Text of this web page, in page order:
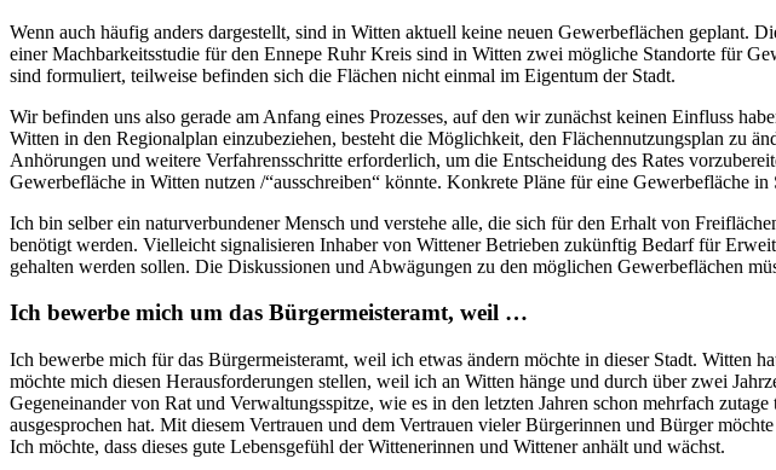
Wenn auch häufig anders dargestellt, sind in Witten aktuell keine neuen Gewerbeflächen geplant.
einer Machbarkeitsstudie für den Ennepe Ruhr Kreis sind in Witten zwei mögliche Standorte für
sind formuliert, teilweise befinden sich die Flächen nicht einmal im Eigentum der Stadt.
Wir befinden uns also gerade am Anfang eines Prozesses, auf den wir zunächst keinen Einfluss
Witten in den Regionalplan einzubeziehen, besteht die Möglichkeit, den Flächennutzungsplan zu
Anhörungen und weitere Verfahrensschritte erforderlich, um die Entscheidung des Rates
Gewerbefläche in Witten nutzen /“ausschreiben“ könnte. Konkrete Pläne für eine Gewerbefläche
Ich bin selber ein naturverbundener Mensch und verstehe alle, die sich für den Erhalt von
benötigt werden. Vielleicht signalisieren Inhaber von Wittener Betrieben zukünftig Bedarf für
gehalten werden sollen. Die Diskussionen und Abwägungen zu den möglichen Gewerbeflächen
Ich bewerbe mich um das Bürgermeisteramt, weil …
Ich bewerbe mich für das Bürgermeisteramt, weil ich etwas ändern möchte in dieser Stadt. Witten
möchte mich diesen Herausforderungen stellen, weil ich an Witten hänge und durch über zwei
Gegeneinander von Rat und Verwaltungsspitze, wie es in den letzten Jahren schon mehrfach
ausgesprochen hat. Mit diesem Vertrauen und dem Vertrauen vieler Bürgerinnen und Bürger
Ich möchte, dass dieses gute Lebensgefühl der Wittenerinnen und Wittener anhält und wächst.